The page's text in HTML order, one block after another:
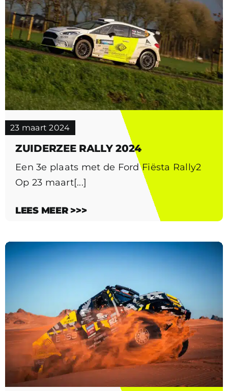
23 maart 2024
ZUIDERZEE RALLY 2024
Een 3e plaats met de Ford Fiësta Rally2
Op 23 maart[...]
LEES MEER >>>